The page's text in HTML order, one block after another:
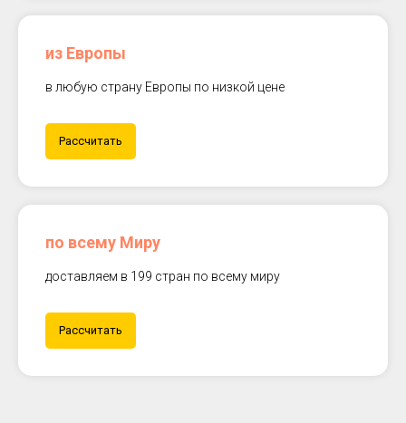
из Европы
в любую страну Европы по низкой цене
Рассчитать
по всему Миру
доставляем в 199 стран по всему миру
Рассчитать